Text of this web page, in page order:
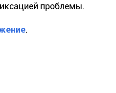
проблемы.
.